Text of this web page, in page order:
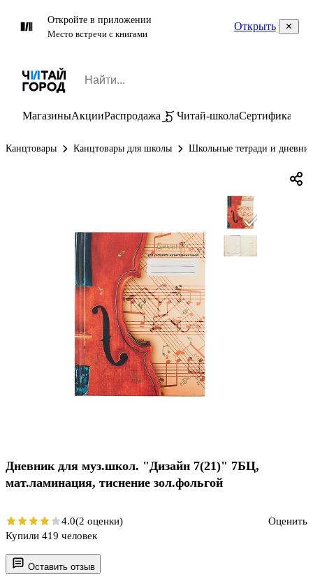
Откройте в приложении
Место встречи с книгами
Открыть
МагазиныАкцииРаспродажа Читай-школаСертификаты
Канцтовары Канцтовары для школы Школьные тетради и
Оставить отзыв
Дневник для муз.школ. "Дизайн 7(21)" 7БЦ,
мат.ламинация, тиснение зол.фольгой
4.0(2 оценки)
Оценить
Купили 419 человек